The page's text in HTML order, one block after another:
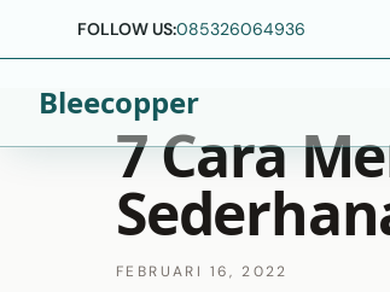
FOLLOW US:085326064936
Bleecopper
7 Cara
FEBRUARI 16, 2022